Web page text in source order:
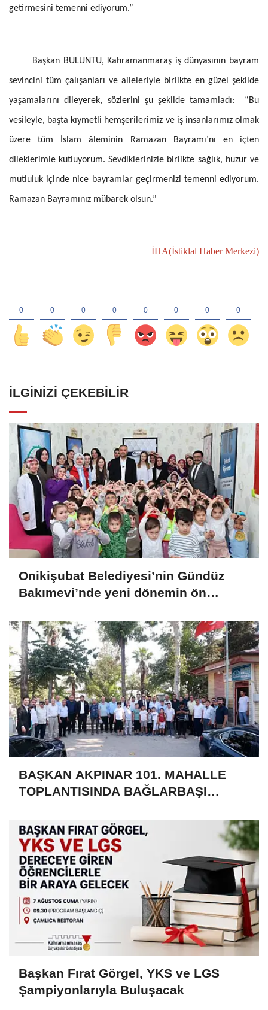
getirmesini temenni ediyorum.”
Başkan BULUNTU, Kahramanmaraş iş dünyasının bayram
sevincini tüm çalışanları ve aileleriyle birlikte en güzel şekilde
yaşamalarını dileyerek, sözlerini şu şekilde tamamladı: “Bu
vesileyle, başta kıymetli hemşerilerimiz ve iş insanlarımız olmak
üzere tüm İslam âleminin Ramazan Bayramı’nı en içten
dileklerimle kutluyorum. Sevdiklerinizle birlikte sağlık, huzur ve
mutluluk içinde nice bayramlar geçirmenizi temenni ediyorum.
Ramazan Bayramınız mübarek olsun.”
İHA(İstiklal Haber Merkezi)
İLGINIZI ÇEKEBILIR
Onikişubat Belediyesi’nin Gündüz
Bakımevi’nde yeni dönemin ön
BAŞKAN AKPINAR 101. MAHALLE
TOPLANTISINDA BAĞLARBAŞI
BULUŞTU
Başkan Fırat Görgel, YKS ve LGS
Şampiyonlarıyla Buluşacak